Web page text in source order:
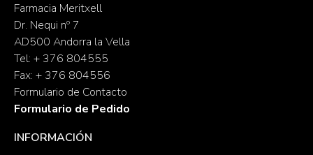
Farmacia Meritxell
Dr. Nequi nº 7
AD500 Andorra la Vella
Tel: + 376 804555
Fax: + 376 804556
Formulario de Contacto
Formulario de Pedido
INFORMACIÓN